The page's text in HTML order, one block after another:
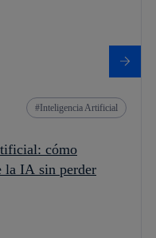
Inteligencia Artificial
cómo
la IA sin perder